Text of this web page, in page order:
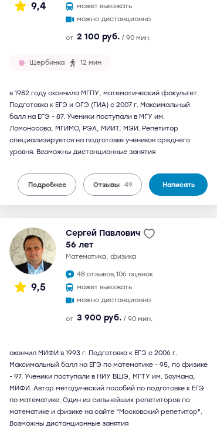
9,4
может выезжать
можно дистанционно
от 2 100 руб. / 90 мин.
Щербинка 12 мин
в 1982 году окончила МГПУ, математический факультет.
Подготовка к ЕГЭ и ОГЭ (ГИА) с 2007 г. Максимальный
балл на ЕГЭ - 87. Ученики поступали в МГУ им.
Ломоносова, МГИМО, РЭА, МИИТ, МЭИ. Репетитор
специализируется на подготовке учеников среднего
уровня. Возможны дистанционные занятия
Подробнее Отзывы 49 Написать
9,5
Сергей Павлович
56 лет
математика, физика
48 отзывов,106 оценок
может выезжать
можно дистанционно
от 3 900 руб. / 90 мин.
окончил МИФИ в 1993 г. Подготовка к ЕГЭ с 2006 г.
Максимальный балл на ЕГЭ по математике - 95, по физике
- 97. Ученики поступали в НИУ ВШЭ, МГТУ им. Баумана,
МИФИ. Автор методический пособий по подготовке к ЕГЭ
по математике. Один из сильнейших репетиторов по
математике и физике на сайте "Московский репетитор".
Возможны дистанционные занятия